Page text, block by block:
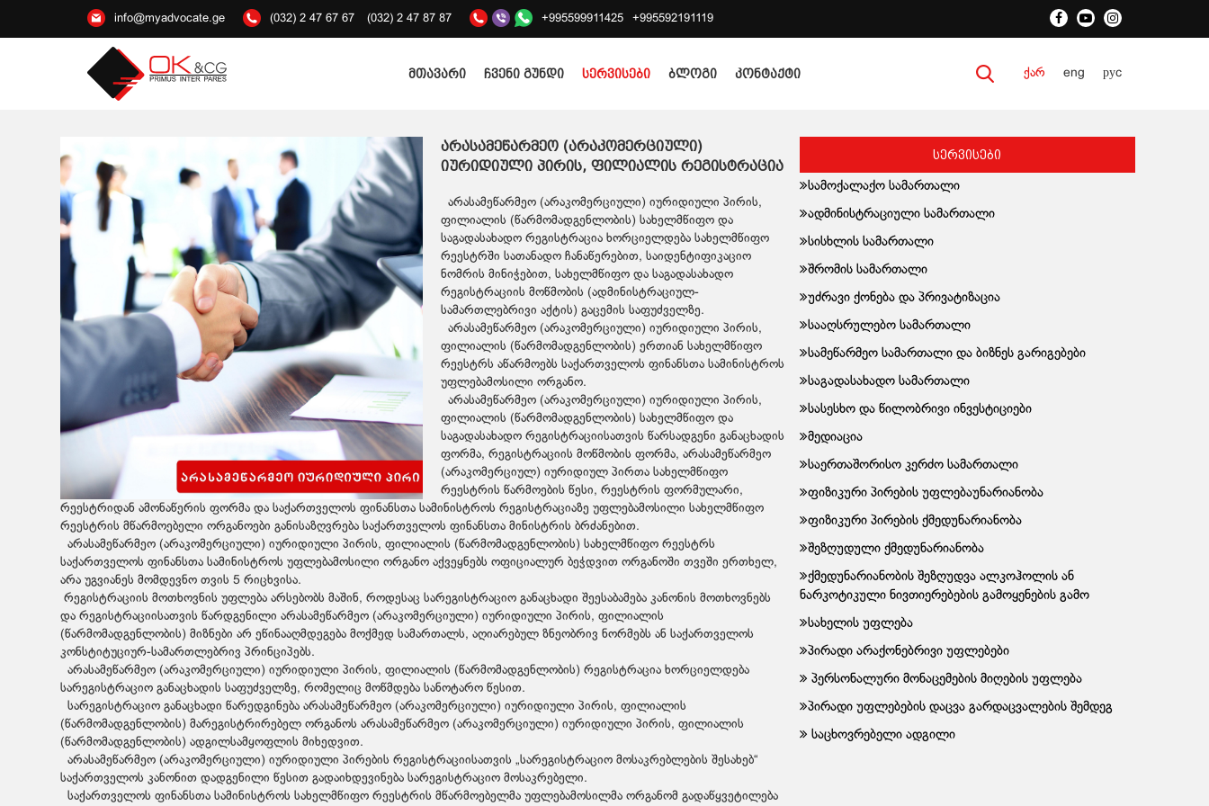
info@myadvocate.ge (032) 2 47 67 67 (032) 2 47 87 87 +995599911425 +995592191119
მთავარი ჩვენი გუნდი სერვისები ბლოგი კონტაქტი ქარ eng руc
არასამეწარმეო (არაკომერციული)
იურიდიული პირის, ფილიალის რეგისტრაცია
არასამეწარმეო (არაკომერციული) იურიდიული პირის,
ფილიალის (წარმომადგენლობის) სახელმწიფო და
საგადასახადო რეგისტრაცია ხორციელდება სახელმწიფო
რეესტრში სათანადო ჩანაწერებით, საიდენტიფიკაციო
ნომრის მინიჭებით, სახელმწიფო და საგადასახადო
რეგისტრაციის მოწმობის (ადმინისტრაციულ-
სამართლებრივი აქტის) გაცემის საფუძველზე.
არასამეწარმეო (არაკომერციული) იურიდიული პირის,
ფილიალის (წარმომადგენლობის) ერთიან სახელმწიფო
რეესტრს აწარმოებს საქართველოს ფინანსთა სამინისტროს
უფლებამოსილი ორგანო.
არასამეწარმეო (არაკომერციული) იურიდიული პირის,
ფილიალის (წარმომადგენლობის) სახელმწიფო და
საგადასახადო რეგისტრაციისათვის წარსადგენი განაცხადის
ფორმა, რეგისტრაციის მოწმობის ფორმა, არასამეწარმეო
(არაკომერციულ) იურიდიულ პირთა სახელმწიფო
რეესტრის წარმოების წესი, რეესტრის ფორმულარი,
რეესტრიდან ამონაწერის ფორმა და საქართველოს ფინანსთა სამინისტროს რეგისტრაციაზე უფლებამოსილი სახელმწიფო
რეესტრის მწარმოებელი ორგანოები განისაზღვრება საქართველოს ფინანსთა მინისტრის ბრძანებით.
არასამეწარმეო (არაკომერციული) იურიდიული პირის, ფილიალის (წარმომადგენლობის) სახელმწიფო რეესტრს
საქართველოს ფინანსთა სამინისტროს უფლებამოსილი ორგანო აქვეყნებს ოფიციალურ ბეჭდვით ორგანოში თვეში ერთხელ,
არა უგვიანეს მომდევნო თვის 5 რიცხვისა.
რეგისტრაციის მოთხოვნის უფლება არსებობს მაშინ, როდესაც სარეგისტრაციო განაცხადი შეესაბამება კანონის მოთხოვნებს
და რეგისტრაციისათვის წარდგენილი არასამეწარმეო (არაკომერციული) იურიდიული პირის, ფილიალის
(წარმომადგენლობის) მიზნები არ ეწინააღმდეგება მოქმედ სამართალს, აღიარებულ ზნეობრივ ნორმებს ან საქართველოს
კონსტიტუციურ-სამართლებრივ პრინციპებს.
არასამეწარმეო (არაკომერციული) იურიდიული პირის, ფილიალის (წარმომადგენლობის) რეგისტრაცია ხორციელდება
სარეგისტრაციო განაცხადის საფუძველზე, რომელიც მოწმდება სანოტარო წესით.
სარეგისტრაციო განაცხადი წარედგინება არასამეწარმეო (არაკომერციული) იურიდიული პირის, ფილიალის
(წარმომადგენლობის) მარეგისტრირებელ ორგანოს არასამეწარმეო (არაკომერციული) იურიდიული პირის, ფილიალის
(წარმომადგენლობის) ადგილსამყოფლის მიხედვით.
არასამეწარმეო (არაკომერციული) იურიდიული პირების რეგისტრაციისათვის „სარეგისტრაციო მოსაკრებლების შესახებ“
საქართველოს კანონით დადგენილი წესით გადაიხდევინება სარეგისტრაციო მოსაკრებელი.
საქართველოს ფინანსთა სამინისტროს სახელმწიფო რეესტრის მწარმოებელმა უფლებამოსილმა ორგანომ გადაწყვეტილება
სერვისები
სამოქალაქო სამართალი
ადმინისტრაციული სამართალი
სისხლის სამართალი
შრომის სამართალი
უძრავი ქონება და პრივატიზაცია
სააღსრულებო სამართალი
სამეწარმეო სამართალი და ბიზნეს გარიგებები
საგადასახადო სამართალი
სასესხო და წილობრივი ინვესტიციები
მედიაცია
საერთაშორისო კერძო სამართალი
ფიზიკური პირების უფლებაუნარიანობა
ფიზიკური პირების ქმედუნარიანობა
შეზღუდული ქმედუნარიანობა
ქმედუნარიანობის შეზღუდვა ალკოჰოლის ან
ნარკოტიკული ნივთიერებების გამოყენების გამო
სახელის უფლება
პირადი არაქონებრივი უფლებები
პერსონალური მონაცემების მიღების უფლება
პირადი უფლებების დაცვა გარდაცვალების შემდეგ
საცხოვრებელი ადგილი